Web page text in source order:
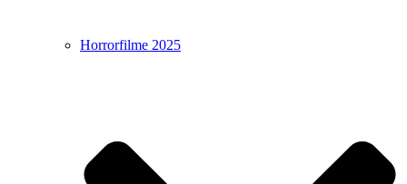
Horrorfilme 2025